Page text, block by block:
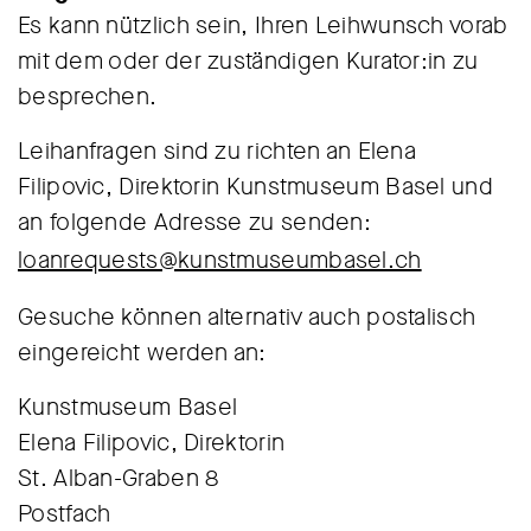
Es kann nützlich sein, Ihren Leihwunsch vorab
mit dem oder der zuständigen Kurator:in zu
besprechen.
Leihanfragen sind zu richten an Elena
Filipovic, Direktorin Kunstmuseum Basel und
an folgende Adresse zu senden:
loanrequests@kunstmuseumbasel.ch
Gesuche können alternativ auch postalisch
eingereicht werden an:
Kunstmuseum Basel
Elena Filipovic, Direktorin
St. Alban-Graben 8
Postfach